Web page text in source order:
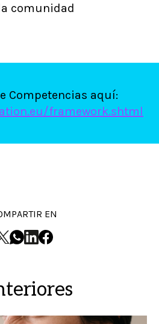
comunidad
Competencias aquí:
framework.shtml
EN